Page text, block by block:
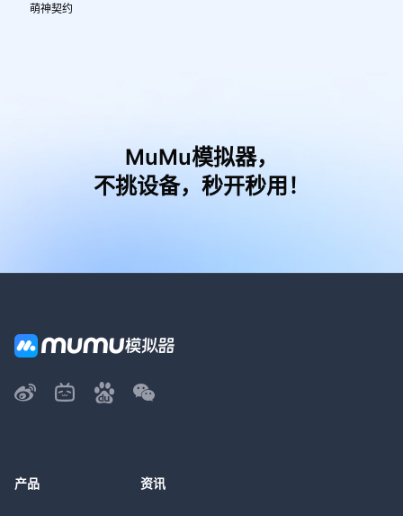
萌神契约
MuMu模拟器，
不挑设备，秒开秒用！
产品 资讯